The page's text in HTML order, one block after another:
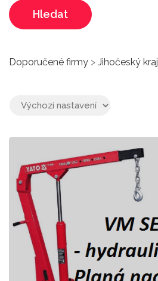
Hledat
Doporučené firmy > Jihočeský kraj